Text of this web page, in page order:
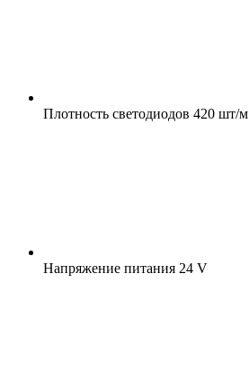
Плотность светодиодов 420 шт/м
Напряжение питания 24 V